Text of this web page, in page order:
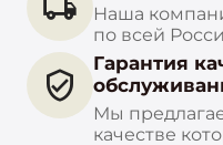
Наша
по всей
Гарантия
Мы
качестве